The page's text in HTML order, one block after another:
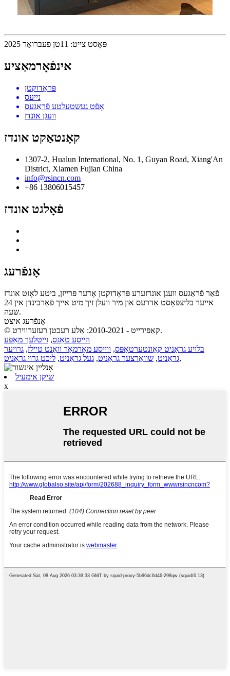
פּאָסט צייט: 11טן פעברואַר 2025
אינפֿאָרמאַציע
פּראָדוקטן
נייעס
אָפֿט געשטעלטע פֿראַגעס
וועגן אונדז
קאָנטאַקט אונדז
1307-2, Hualun International, No. 1, Guyan Road, Xiang'An
District, Xiamen Fujian China
info@rsincn.com
+86 13806015457
פֿאָלגט אונדז
אָנפֿרעג
פֿאַר פֿראַגעס וועגן אונדזערע פּראָדוקטן אָדער פּרייזן, ביטע לאָזט אונדז
אייער בליצפּאָסט אַדרעס און מיר וועלן זיך מיט אייך פֿאַרבינדן אין 24
שעה.
אָנפֿרעג איצט
© קאַפּירייט - 2010-2021: אַלע רעכטן רעזערווירט.
הייסע טאַגס, זייטלעך מאַפּע
בלויע גראַניט קאַונטערטאַפּס, ווייסע מאַרמאָר וואַנט טיילז, גרויער
גראַניט, שוואַרצער גראַניט, געל גראַניט, ליכט גרוי גראַניט ,
שיקן אימעיל
x